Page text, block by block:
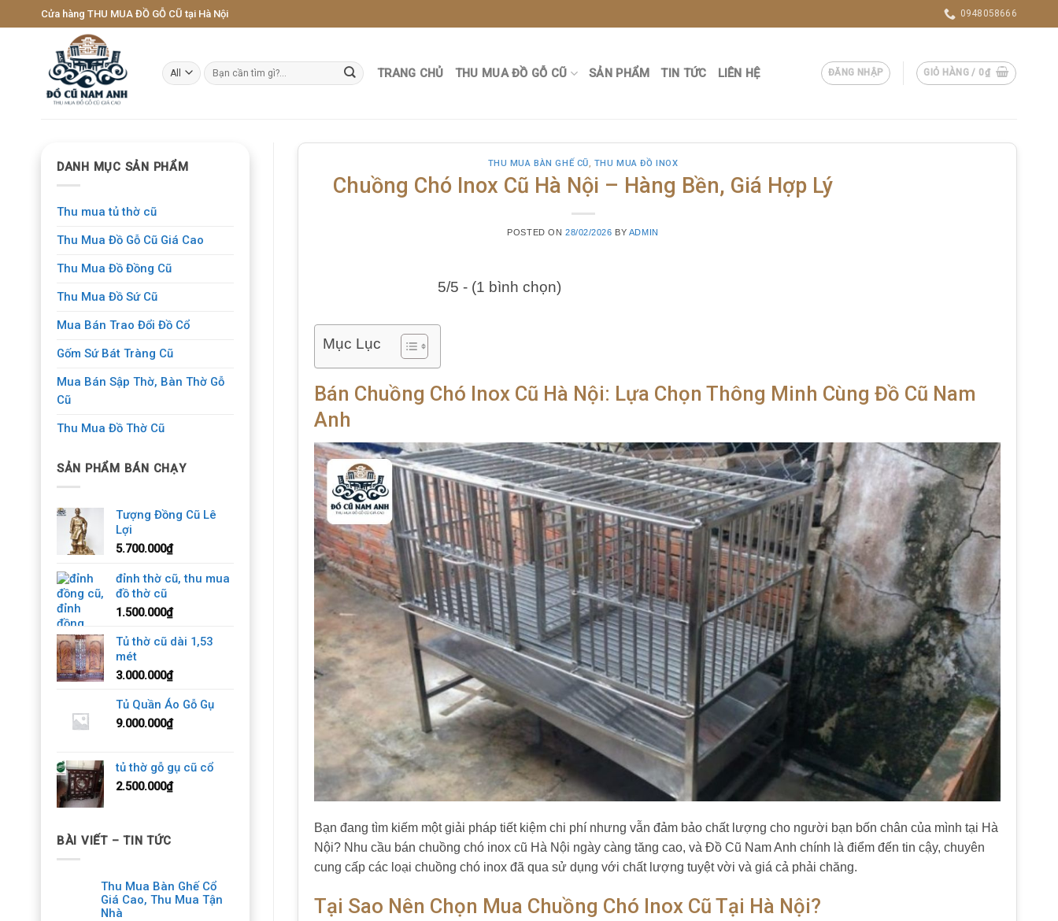
to
Cửa hàng THU MUA ĐỒ GỖ CŨ tại Hà Nội 0948058666
Tìm
kiếm:
TRANG CHỦ THU MUA ĐỒ GỖ CŨ SẢN PHẨM TIN TỨC LIÊN HỆ ĐĂNG NHẬP GIỎ HÀNG / 0₫
DANH MỤC SẢN PHẨM
Thu mua tủ thờ cũ
Thu Mua Đồ Gỗ Cũ Giá Cao
Thu Mua Đồ Đồng Cũ
Thu Mua Đồ Sứ Cũ
Mua Bán Trao Đổi Đồ Cổ
Gốm Sứ Bát Tràng Cũ
Mua Bán Sập Thờ, Bàn Thờ Gỗ
Cũ
Thu Mua Đồ Thờ Cũ
SẢN PHẨM BÁN CHẠY
Tượng Đồng Cũ Lê
Lợi
5.700.000₫
đỉnh thờ cũ, thu mua
đồ thờ cũ
1.500.000₫
Tủ thờ cũ dài 1,53
mét
3.000.000₫
Tủ Quần Áo Gỗ Gụ
9.000.000₫
tủ thờ gỗ gụ cũ cổ
2.500.000₫
BÀI VIẾT – TIN TỨC
Thu Mua Bàn Ghế Cổ
Giá Cao, Thu Mua Tận
Nhà
THU MUA BÀN GHẾ CŨ, THU MUA ĐỒ INOX
Chuồng Chó Inox Cũ Hà Nội – Hàng Bền, Giá Hợp Lý
POSTED ON 28/02/2026 BY ADMIN
5/5 - (1 bình chọn)
Mục Lục
Bán Chuồng Chó Inox Cũ Hà Nội: Lựa Chọn Thông Minh Cùng Đồ Cũ Nam
Anh
Bạn đang tìm kiếm một giải pháp tiết kiệm chi phí nhưng vẫn đảm bảo chất lượng cho người bạn bốn chân của mình tại Hà
Nội? Nhu cầu bán chuồng chó inox cũ Hà Nội ngày càng tăng cao, và Đồ Cũ Nam Anh chính là điểm đến tin cậy, chuyên
cung cấp các loại chuồng chó inox đã qua sử dụng với chất lượng tuyệt vời và giá cả phải chăng.
Tại Sao Nên Chọn Mua Chuồng Chó Inox Cũ Tại Hà Nội?